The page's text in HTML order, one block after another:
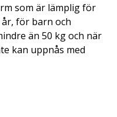
som är lämplig för
för barn och
än 50 kg och när
kan uppnås med